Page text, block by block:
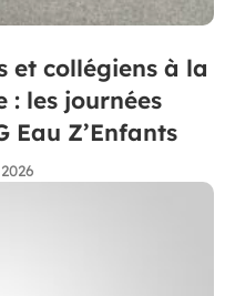
et collégiens à la
: les journées
Eau Z’Enfants